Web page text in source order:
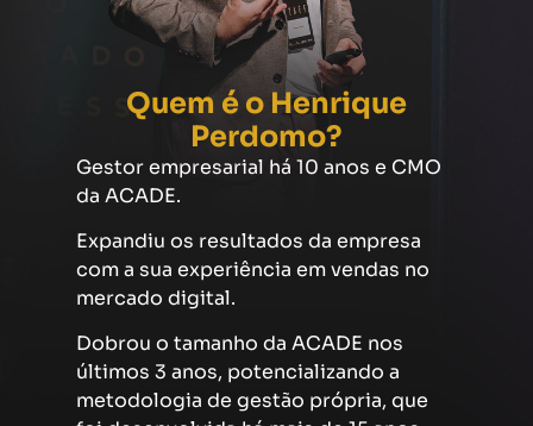
Quem é o Henrique
Perdomo?
Gestor empresarial há 10 anos e CMO
da ACADE.
Expandiu os resultados da empresa
com a sua experiência em vendas no
mercado digital.
Dobrou o tamanho da ACADE nos
últimos 3 anos, potencializando a
metodologia de gestão própria, que